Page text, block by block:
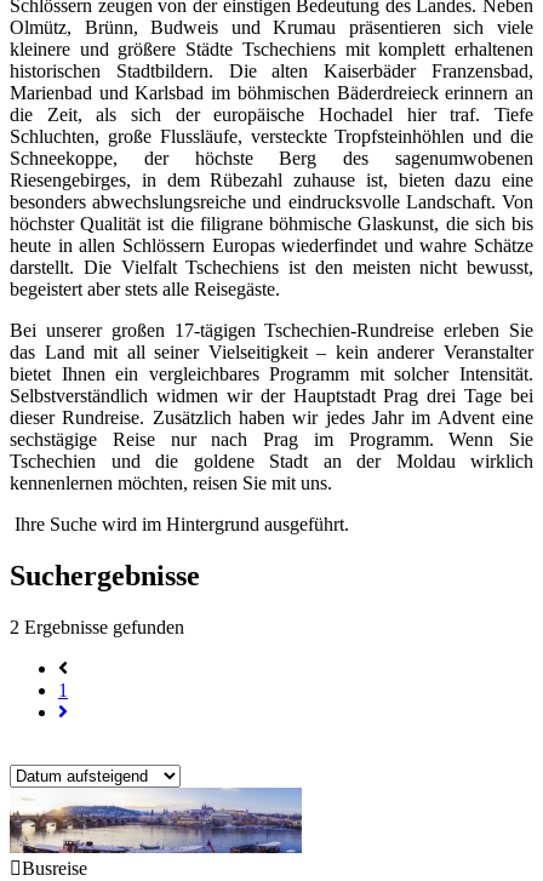
Schlössern zeugen von der einstigen Bedeutung des Landes. Neben
Olmütz, Brünn, Budweis und Krumau präsentieren sich viele
kleinere und größere Städte Tschechiens mit komplett erhaltenen
historischen Stadtbildern. Die alten Kaiserbäder Franzensbad,
Marienbad und Karlsbad im böhmischen Bäderdreieck erinnern an
die Zeit, als sich der europäische Hochadel hier traf. Tiefe
Schluchten, große Flussläufe, versteckte Tropfsteinhöhlen und die
Schneekoppe, der höchste Berg des sagenumwobenen
Riesengebirges, in dem Rübezahl zuhause ist, bieten dazu eine
besonders abwechslungsreiche und eindrucksvolle Landschaft. Von
höchster Qualität ist die filigrane böhmische Glaskunst, die sich bis
heute in allen Schlössern Europas wiederfindet und wahre Schätze
darstellt. Die Vielfalt Tschechiens ist den meisten nicht bewusst,
begeistert aber stets alle Reisegäste.
Bei unserer großen 17-tägigen Tschechien-Rundreise erleben Sie
das Land mit all seiner Vielseitigkeit – kein anderer Veranstalter
bietet Ihnen ein vergleichbares Programm mit solcher Intensität.
Selbstverständlich widmen wir der Hauptstadt Prag drei Tage bei
dieser Rundreise. Zusätzlich haben wir jedes Jahr im Advent eine
sechstägige Reise nur nach Prag im Programm. Wenn Sie
Tschechien und die goldene Stadt an der Moldau wirklich
kennenlernen möchten, reisen Sie mit uns.
Ihre Suche wird im Hintergrund ausgeführt.
Suchergebnisse
2 Ergebnisse gefunden
1
Busreise